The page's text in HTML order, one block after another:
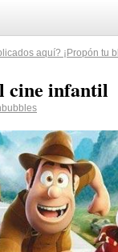
aquí? ¡Propón tu
cine infantil